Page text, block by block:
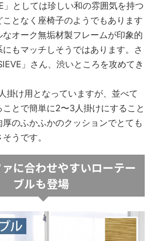
」としては珍しい和の雰囲気を持つ
ことなく座椅子のようでもあります
なオーク無垢材製フレームが印象的
もマッチしそうではあります。さ
」さん、渋いところを攻めてき
掛け用となっていますが、並べて
ことで簡単に2〜3人掛けにすること
のふかふかのクッションでとても
うです。
に合わせやすいローテー
ブルも登場